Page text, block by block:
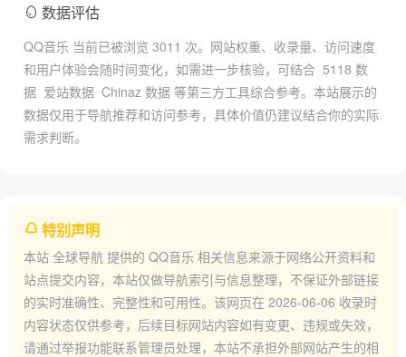
数据评估
QQ音乐 当前已被浏览 3011 次。网站权重、收录量、访问速度
和用户体验会随时间变化，如需进一步核验，可结合 5118 数
据 爱站数据 Chinaz 数据 等第三方工具综合参考。本站展示的
数据仅用于导航推荐和访问参考，具体价值仍建议结合你的实际
需求判断。
特别声明
本站 全球导航 提供的 QQ音乐 相关信息来源于网络公开资料和
站点提交内容，本站仅做导航索引与信息整理，不保证外部链接
的实时准确性、完整性和可用性。该网页在 2026-06-06 收录时
内容状态仅供参考，后续目标网站内容如有变更、违规或失效，
请通过举报功能联系管理员处理，本站不承担外部网站产生的相